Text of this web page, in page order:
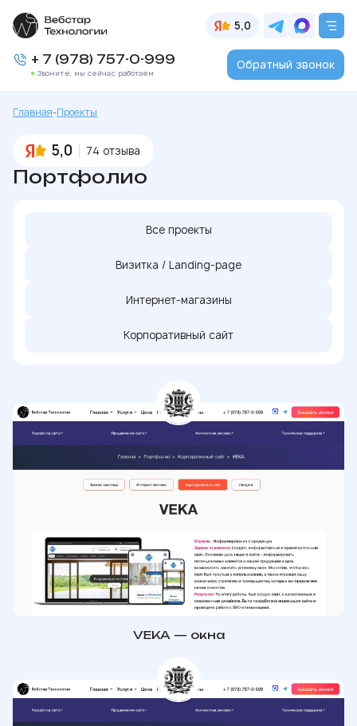
5,0
+ 7 (978) 757-0-999
Звоните, мы сейчас работаем
Обратный звонок
Главная-Проекты
5,0 74 отзыва
Портфолио
Все проекты
Визитка / Landing-page
Интернет-магазины
Корпоративный сайт
VEKA — окна